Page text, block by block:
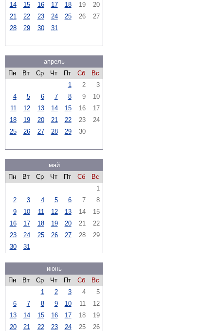
14
15 16 17 18 19
20
21
22 23 24 25 26
27
28
29 30 31
апрель
Пн
Вт Ср Чт Пт Сб
Вс
1
2
3
4
5 6 7 8 9
10
11
12 13 14 15 16
17
18
19 20 21 22 23
24
25
26 27 28 29 30
май
Пн
Вт Ср Чт Пт Сб
Вс
1
2
3 4 5 6 7
8
9
10 11 12 13 14
15
16
17 18 19 20 21
22
23
24 25 26 27 28
29
30
31
июнь
Пн
Вт Ср Чт Пт Сб
Вс
1
2 3 4
5
6
7 8 9 10 11
12
13
14 15 16 17 18
19
20
21 22 23 24 25
26